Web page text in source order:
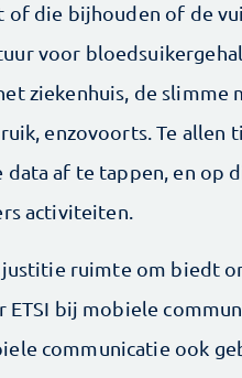
of die bijhouden of de
voor
ziekenhuis, de slimme
enzovoorts. Te allen
af te tappen, en op
activiteiten.
justitie ruimte om biedt
ETSI bij mobiele
communicatie ook